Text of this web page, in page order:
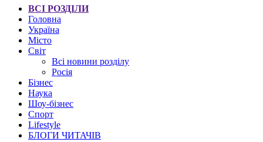
ВСІ РОЗДІЛИ
Головна
Україна
Місто
Світ
Всі новини розділу
Росія
Бізнес
Наука
Шоу-бізнес
Спорт
Lifestyle
БЛОГИ ЧИТАЧІВ